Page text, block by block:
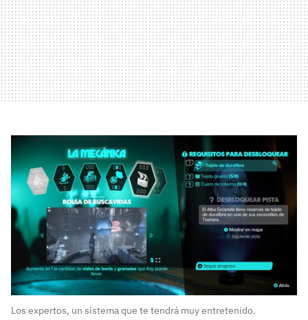
Los expertos, un sistema que te tendrá muy entretenido.